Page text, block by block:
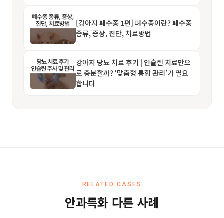
[강아지 폐수종 1편] 폐수종이란? 폐수종
종류, 증상, 진단, 치료방법
강아지 당뇨 치료 후기 | 인슐린 치료만으
로 충분할까? ‘맞춤형 통합 관리’가 필요
합니다
RELATED CASES
안과특화 다른 사례